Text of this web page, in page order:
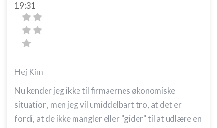
19:31
Hej Kim
Nu kender jeg ikke til firmaernes økonomiske
situation, men jeg vil umiddelbart tro, at det er
fordi, at de ikke mangler eller "gider" til at udlære en